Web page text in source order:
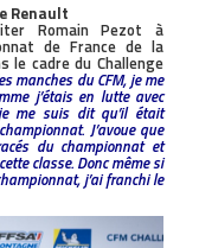
Renault
Romain Pezot à
de France de la
le cadre du Challenge
manches du CFM, je me
j’étais en lutte avec
me suis dit qu’il était
J’avoue que
du championnat et
classe. Donc même si
j’ai franchi le